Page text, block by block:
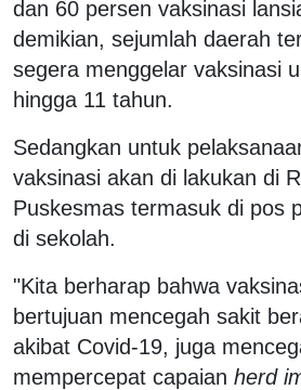
dan 60 persen vaksinasi
demikian, sejumlah daerah
segera menggelar vaksinasi
hingga 11 tahun.
Sedangkan untuk
vaksinasi akan di lakukan di
Puskesmas termasuk di pos
di sekolah.
"Kita berharap bahwa
bertujuan mencegah sakit
akibat Covid-19, juga
mempercepat capaian herd